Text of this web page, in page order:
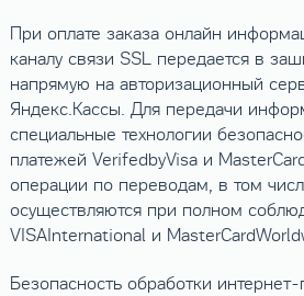
При оплате заказа онлайн
каналу связи SSL передается в
напрямую на авторизационный
Яндекс.Кассы. Для передачи
специальные технологии
платежей VerifedbyVisa и
операции по переводам, в том
осуществляются при полном
VISAInternational и
Безопасность обработки